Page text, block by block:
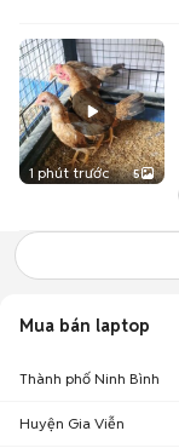
1 phút trước 5
Mua bán laptop
Thành phố Ninh Bình
Huyện Gia Viễn